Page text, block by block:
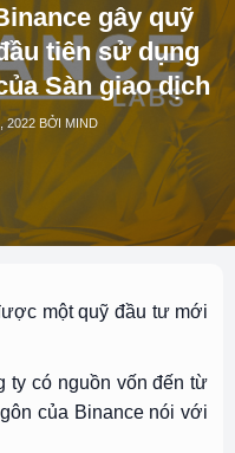
gây quỹ
tiên sử dụng
Sàn giao dịch
2022 BỞI MIND
một quỹ đầu tư mới
ty có nguồn vốn đến từ
của Binance nói với